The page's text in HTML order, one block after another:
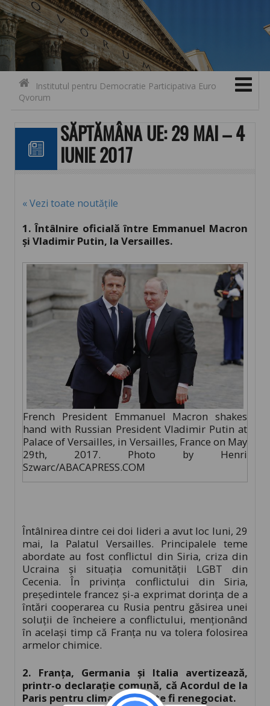
Contact
Skip to content
Institutul pentru Democratie Participativa Euro
Qvorum
SĂPTĂMÂNA UE: 29 MAI – 4
IUNIE 2017
« Vezi toate noutățile
1. Întâlnire oficială între Emmanuel Macron
și Vladimir Putin, la Versailles.
French President Emmanuel Macron shakes
hand with Russian President Vladimir Putin at
Palace of Versailles, in Versailles, France on May
29th, 2017. Photo by Henri
Szwarc/ABACAPRESS.COM
Întâlnirea dintre cei doi lideri a avut loc luni, 29
mai, la Palatul Versailles. Principalele teme
abordate au fost conflictul din Siria, criza din
Ucraina și situația comunității LGBT din
Cecenia. În privința conflictului din Siria,
președintele francez și-a exprimat dorința de a
întări cooperarea cu Rusia pentru găsirea unei
soluții de încheiere a conflictului, menționând
în același timp că Franța nu va tolera folosirea
armelor chimice.
2. Franța, Germania și Italia avertizează,
printr-o declarație comună, că Acordul de la
Paris pentru climat nu poate fi renegociat.